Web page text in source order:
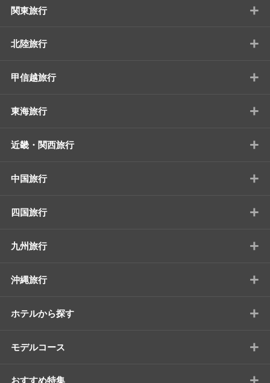
関東旅行 +
北陸旅行 +
甲信越旅行 +
東海旅行 +
近畿・関西旅行 +
中国旅行 +
四国旅行 +
九州旅行 +
沖縄旅行 +
ホテルから探す +
モデルコース +
おすすめ特集